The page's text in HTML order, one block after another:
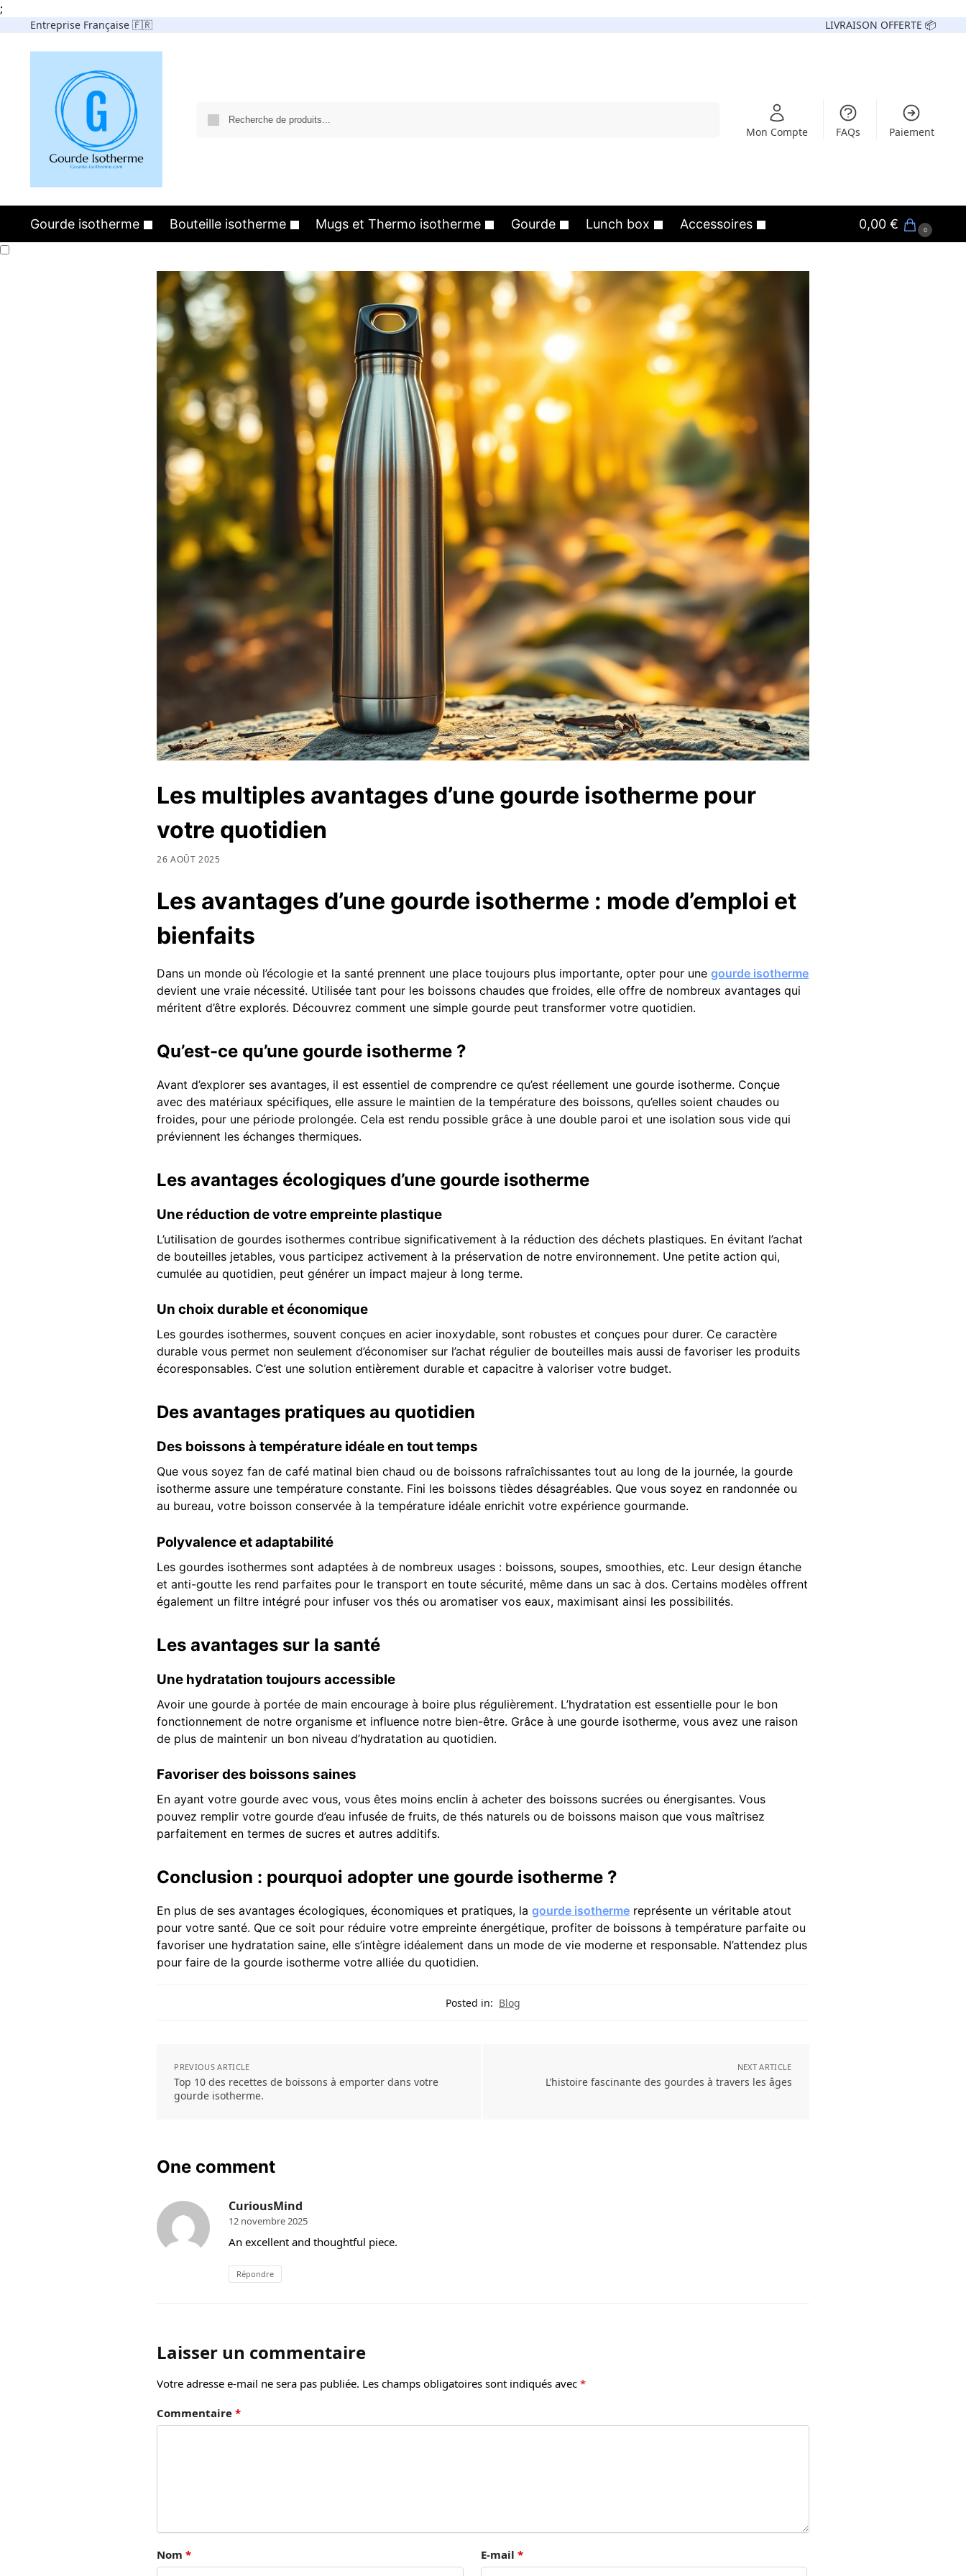
;
Entreprise Française 🇫🇷 LIVRAISON OFFERTE 📦
Mon Compte FAQs Paiement
Gourde isotherme Bouteille isotherme Mugs et Thermo isotherme Gourde Lunch box Accessoires 0,00€ 0
Les multiples avantages d’une gourde isotherme pour
votre quotidien
26 AOÛT 2025
Les avantages d’une gourde isotherme : mode d’emploi et
bienfaits
Dans un monde où l’écologie et la santé prennent une place toujours plus importante, opter pour unegourde isotherme
devient une vraie nécessité. Utilisée tant pour les boissons chaudes que froides, elle offre de nombreux avantages qui
méritent d’être explorés. Découvrez comment une simple gourde peut transformer votre quotidien.
Qu’est-ce qu’une gourde isotherme ?
Avant d’explorer ses avantages, il est essentiel de comprendre ce qu’est réellement une gourde isotherme. Conçue
avec des matériaux spécifiques, elle assure le maintien de la température des boissons, qu’elles soient chaudes ou
froides, pour une période prolongée. Cela est rendu possible grâce à une double paroi et une isolation sous vide qui
préviennent les échanges thermiques.
Les avantages écologiques d’une gourde isotherme
Une réduction de votre empreinte plastique
L’utilisation de gourdes isothermes contribue significativement à la réduction des déchets plastiques. En évitant l’achat
de bouteilles jetables, vous participez activement à la préservation de notre environnement. Une petite action qui,
cumulée au quotidien, peut générer un impact majeur à long terme.
Un choix durable et économique
Les gourdes isothermes, souvent conçues en acier inoxydable, sont robustes et conçues pour durer. Ce caractère
durable vous permet non seulement d’économiser sur l’achat régulier de bouteilles mais aussi de favoriser les produits
écoresponsables. C’est une solution entièrement durable et capacitre à valoriser votre budget.
Des avantages pratiques au quotidien
Des boissons à température idéale en tout temps
Que vous soyez fan de café matinal bien chaud ou de boissons rafraîchissantes tout au long de la journée, la gourde
isotherme assure une température constante. Fini les boissons tièdes désagréables. Que vous soyez en randonnée ou
au bureau, votre boisson conservée à la température idéale enrichit votre expérience gourmande.
Polyvalence et adaptabilité
Les gourdes isothermes sont adaptées à de nombreux usages : boissons, soupes, smoothies, etc. Leur design étanche
et anti-goutte les rend parfaites pour le transport en toute sécurité, même dans un sac à dos. Certains modèles offrent
également un filtre intégré pour infuser vos thés ou aromatiser vos eaux, maximisant ainsi les possibilités.
Les avantages sur la santé
Une hydratation toujours accessible
Avoir une gourde à portée de main encourage à boire plus régulièrement. L’hydratation est essentielle pour le bon
fonctionnement de notre organisme et influence notre bien-être. Grâce à une gourde isotherme, vous avez une raison
de plus de maintenir un bon niveau d’hydratation au quotidien.
Favoriser des boissons saines
En ayant votre gourde avec vous, vous êtes moins enclin à acheter des boissons sucrées ou énergisantes. Vous
pouvez remplir votre gourde d’eau infusée de fruits, de thés naturels ou de boissons maison que vous maîtrisez
parfaitement en termes de sucres et autres additifs.
Conclusion : pourquoi adopter une gourde isotherme ?
En plus de ses avantages écologiques, économiques et pratiques, lagourde isotherme représente un véritable atout
pour votre santé. Que ce soit pour réduire votre empreinte énergétique, profiter de boissons à température parfaite ou
favoriser une hydratation saine, elle s’intègre idéalement dans un mode de vie moderne et responsable. N’attendez plus
pour faire de la gourde isotherme votre alliée du quotidien.
Posted in: Blog
PREVIOUS ARTICLE
Top 10 des recettes de boissons à emporter dans votre
gourde isotherme.
NEXT ARTICLE
L’histoire fascinante des gourdes à travers les âges
One comment
CuriousMind
12 novembre 2025
An excellent and thoughtful piece.
Répondre
Laisser un commentaire
Votre adresse e-mail ne sera pas publiée. Les champs obligatoires sont indiqués avec*
Commentaire*
Nom* E-mail*